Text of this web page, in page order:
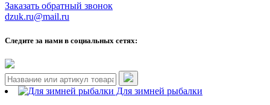
Заказать обратный звонок
dzuk.ru@mail.ru
Следите за нами в социальных сетях:
Для зимней рыбалки